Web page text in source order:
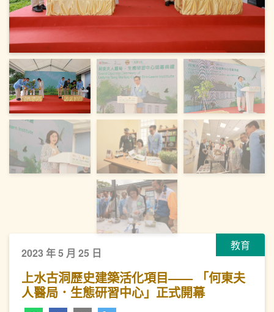
教育
2023 年 5 月 25 日
上水古洞歷史建築活化項目—— 「何東夫
人醫局．生態研習中心」正式開幕